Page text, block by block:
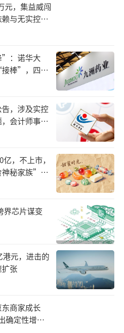
所主板医药公司天士力
易已获改公司董事会全票
会审议。
南平嘉的主营业务，均为
的主要销售区域集中在辽
沈阳、本溪、丹东等辽宁
，拥有直营门店424家；
在济南，旗下有直营门店1
2023年Q1，辽宁天士力
亿元、7.08亿元和1.76
别为683.68万元、858.35
该公司资产负债率畸高，
。
嘉的营业收入分别为2.5
万元和330.95万元，各
达90%左右。
元，集益威闯
与无实控人
”：诺华大
棒”，四大
，涉及实控
会计师事务
，不上市，
秘家族”浮
界芯片谋变
元，进击的
张
商家成长
确定性增长